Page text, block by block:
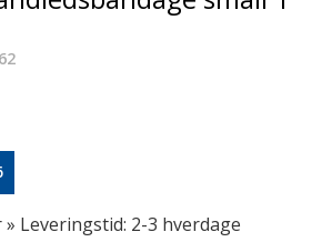
» Leveringstid: 2-3 hverdage